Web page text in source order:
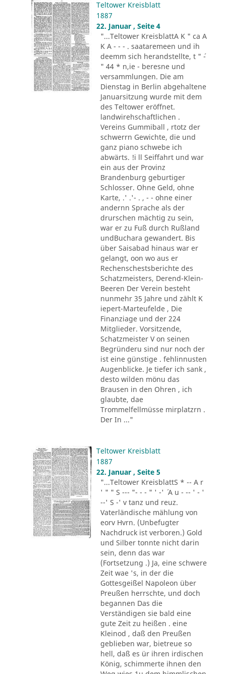
Teltower Kreisblatt
1887
22. Januar , Seite 4
"...Teltower KreisblattA K " ca A
K A - - - . saataremeen und ih
deemm sich herandstellte, t " ´-
" 44 * n,ie - beresne und
versammlungen. Die am
Dienstag in Berlin abgehaltene
Januarsitzung wurde mit dem
des Teltower eröffnet.
landwirehschaftlichen .
Vereins Gummiball , rtotz der
schwerrn Gewichte, die und
ganz piano schwebe ich
abwärts. !i ll Seiffahrt und war
ein aus der Provinz
Brandenburg geburtiger
Schlosser. Ohne Geld, ohne
Karte, .' .'- . , - - ohne einer
andernn Sprache als der
drurschen mächtig zu sein,
war er zu Fuß durch Rußland
undBuchara gewandert. Bis
über Saisabad hinaus war er
gelangt, oon wo aus er
Rechenschestsberichte des
Schatzmeisters, Derend-Klein-
Beeren Der Verein besteht
nunmehr 35 Jahre und zählt K
iepert-Marteufelde , Die
Finanziage und der 224
Mitglieder. Vorsitzende,
Schatzmeister V on seinen
Begründeru sind nur noch der
ist eine günstige . fehlinnusten
Augenblicke. Je tiefer ich sank ,
desto wilden mönu das
Brausen in den Ohren , ich
glaubte, dae
Trommelfellmüsse mirplatzrn .
Der In ..."
Teltower Kreisblatt
1887
22. Januar , Seite 5
"...Teltower KreisblattS * -- A r
' " " S --- "- - - " ' -' ´ A u - -- ' - '
--' S -' v tanz und reuz.
Vaterländische mählung von
eorv Hvrn. (Unbefugter
Nachdruck ist verboren.) Gold
und Silber tonnte nicht darin
sein, denn das war
(Fortsetzung .) Ja, eine schwere
Zeit wae 's, in der die
Gottesgeißel Napoleon über
Preußen herrschte, und doch
begannen Das die
Verständigen sie bald eine
gute Zeit zu heißen . eine
Kleinod , daß den Preußen
geblieben war, bietreue so
hell, daß es ür ihren irdischen
König, schimmerte ihnen den